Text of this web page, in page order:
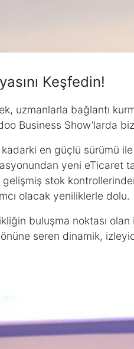
Keşfedin!
uzmanlarla bağlantı
Business Show’larda
kadarki en güçlü sürümü
yeni eTicaret
gelişmiş stok
olacak yeniliklerle dolu.
buluşma noktası olan
seren dinamik,